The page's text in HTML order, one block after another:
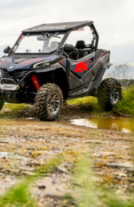
Alle anzeigen